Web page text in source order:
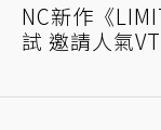
NC新作《
試 邀請人氣